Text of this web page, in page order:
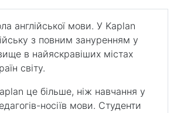
англійської мови. У Kaplan
з повним зануренням у
в найяскравіших містах
світу.
це більше, ніж навчання у
носіїв мови. Студенти